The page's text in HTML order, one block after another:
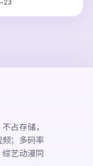
23
占存储，
频；多码率
艺动漫同